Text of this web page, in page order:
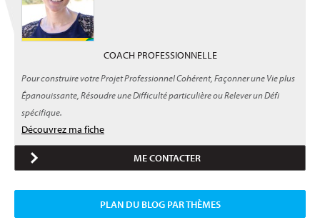
COACH PROFESSIONNELLE
Pour construire votre Projet Professionnel Cohérent, Façonner une Vie plus
Épanouissante, Résoudre une Difficulté particulière ou Relever un Défi
spécifique.
Découvrez ma fiche
ME CONTACTER
PLAN DU BLOG PAR THÈMES